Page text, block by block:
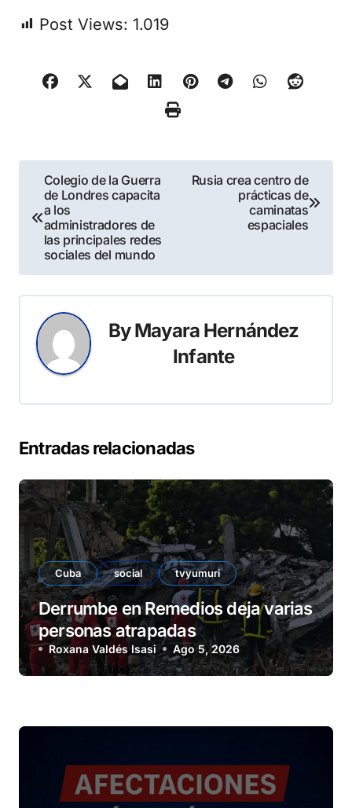
Post Views: 1.019
Navegación
de
entradas
Colegio de la Guerra
de Londres capacita
a los
administradores de
las principales redes
sociales del mundo
Rusia crea centro de
prácticas de
caminatas
espaciales
ByMayara Hernández
Infante
Entradas relacionadas
Cuba social tvyumuri
Derrumbe en Remedios deja varias
personas atrapadas
Roxana Valdés Isasi Ago 5, 2026